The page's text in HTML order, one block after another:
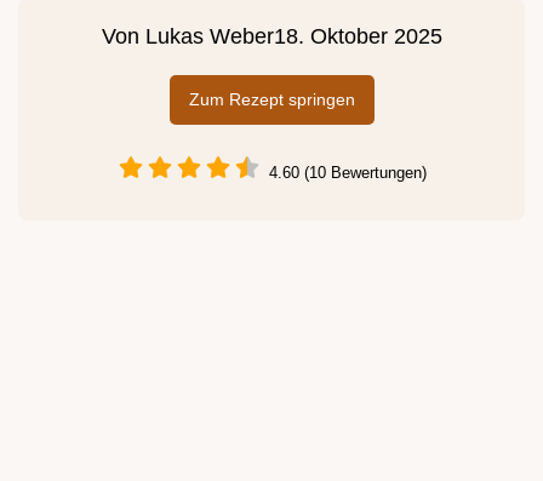
Von Lukas Weber18. Oktober 2025
Zum Rezept springen
4.60 (10 Bewertungen)